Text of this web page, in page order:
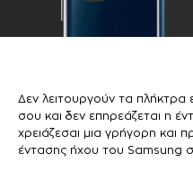
Δεν λειτουργούν τα
σου και δεν επηρεάζεται η
χρειάζεσαι μια γρήγορη και
έντασης ήχου του Samsung